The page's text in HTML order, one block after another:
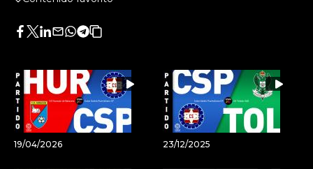
Facebook
Twitter
LinkedIn
Enviar
Whatsapp
Telegram
Copiar
artículo
19/04/2026 23/12/2025